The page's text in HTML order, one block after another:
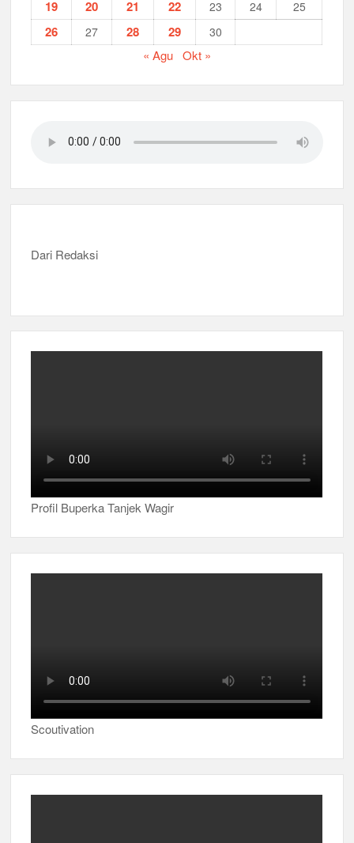
19
20 21 22 23 24 25
26 27 28 29 30
« Agu Okt »
Dari Redaksi
Profil Buperka Tanjek Wagir
Scoutivation